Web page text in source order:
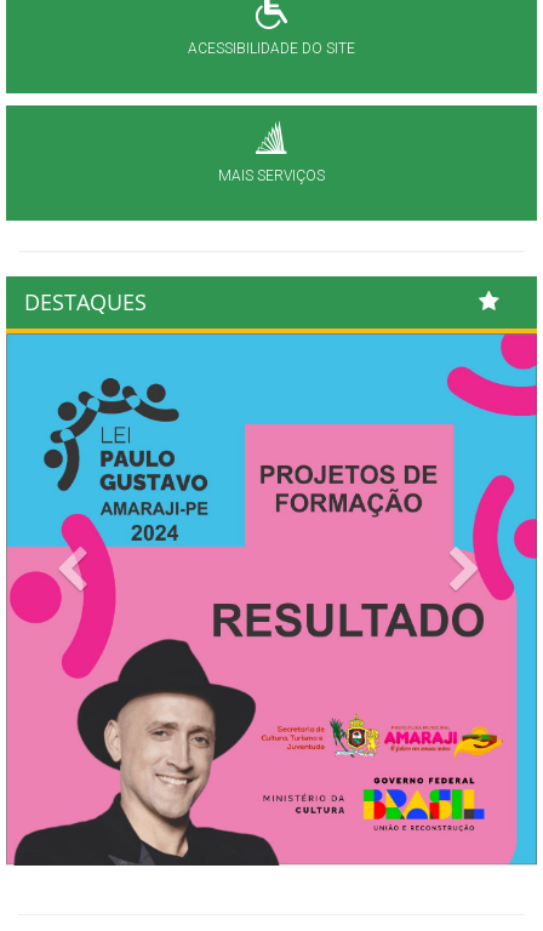
ACESSIBILIDADE DO SITE
MAIS SERVIÇOS
DESTAQUES
Previous Next